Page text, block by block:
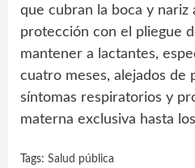
que cubran la boca y
protección con el pliegue
mantener a lactantes,
cuatro meses, alejados de
síntomas respiratorios y
materna exclusiva hasta
Tags: Salud pública